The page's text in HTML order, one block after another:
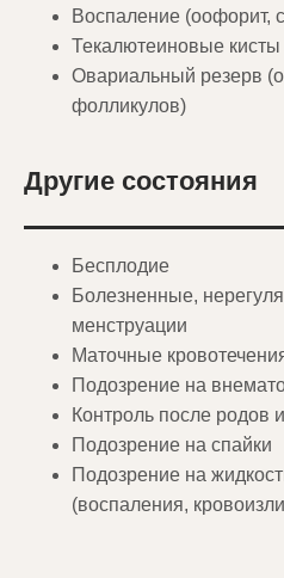
Воспаление (оофорит,
Текалютеиновые кисты
Овариальный резерв
фолликулов)
Другие состояния
Бесплодие
Болезненные,
менструации
Маточные
Подозрение на
Контроль после родов
Подозрение на спайки
Подозрение на
(воспаления,